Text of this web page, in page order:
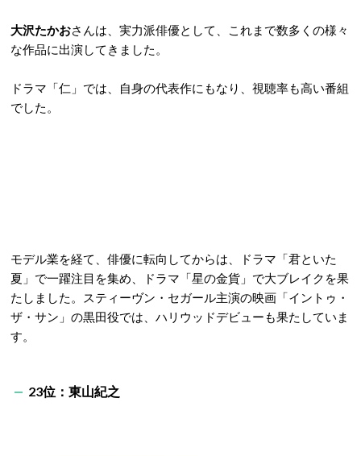
大沢たかおさんは、実力派俳優として、これまで数多くの様々
な作品に出演してきました。
ドラマ「仁」では、自身の代表作にもなり、視聴率も高い番組
でした。
モデル業を経て、俳優に転向してからは、ドラマ「君といた
夏」で一躍注目を集め、ドラマ「星の金貨」で大ブレイクを果
たしました。スティーヴン・セガール主演の映画「イントゥ・
ザ・サン」の黒田役では、ハリウッドデビューも果たしていま
す。
23位：東山紀之